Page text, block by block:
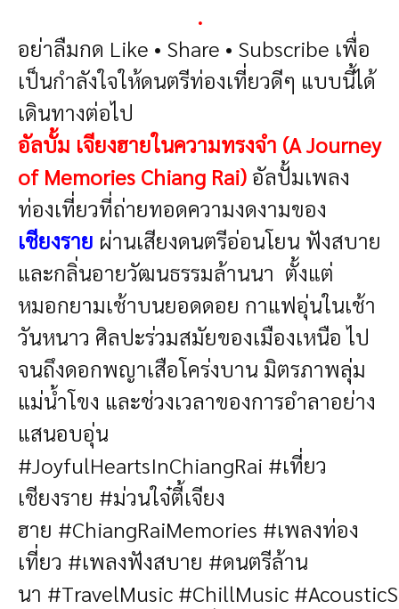
.
อย่าลืมกด Like • Share • Subscribe เพื่อ
เป็นกำลังใจให้ดนตรีท่องเที่ยวดีๆ แบบนี้ได้
เดินทางต่อไป
อัลบั้ม เจียงฮายในความทรงจำ (A Journey
of Memories Chiang Rai)อัลปั้มเพลง
ท่องเที่ยวที่ถ่ายทอดความงดงามของ
เชียงราย ผ่านเสียงดนตรีอ่อนโยน ฟังสบาย
และกลิ่นอายวัฒนธรรมล้านนา ตั้งแต่
หมอกยามเช้าบนยอดดอย กาแฟอุ่นในเช้า
วันหนาว ศิลปะร่วมสมัยของเมืองเหนือไป
จนถึงดอกพญาเสือโคร่งบาน มิตรภาพลุ่ม
แม่น้ำโขง และช่วงเวลาของการอำลาอย่าง
แสนอบอุ่น
#JoyfulHeartsInChiangRai #เที่ยว
เชียงราย #ม่วนใจ๋ตี้เจียง
ฮาย #ChiangRaiMemories #เพลงท่อง
เที่ยว #เพลงฟังสบาย #ดนตรีล้าน
นา #TravelMusic #ChillMusic